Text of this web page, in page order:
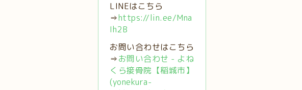
LINEはこちら
⇒https://lin.ee/Mna
Ih2B
お問い合わせはこちら
⇒お問い合わせ - よね
くら接骨院【稲城市】
(yonekura-